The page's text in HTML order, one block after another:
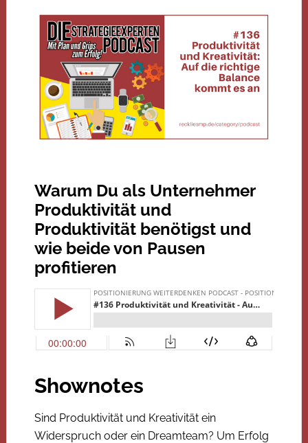
Warum Du als Unternehmer
Produktivität und
Produktivität benötigst und
wie beide von Pausen
profitieren
Shownotes
Sind Produktivität und Kreativität ein
Widerspruch oder ein Dreamteam? Um Erfolg